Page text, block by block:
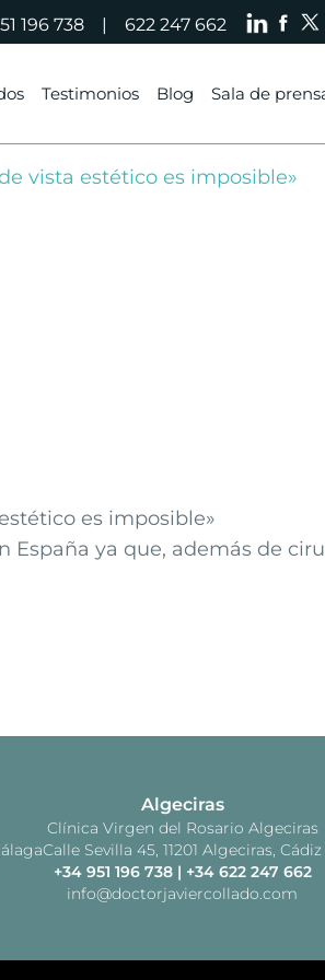
196 738 | 622 247 662
Testimonios Blog Sala de
vista estético es imposible»
es imposible»
España ya que, además de
Algeciras
Clínica Virgen del Rosario Algeciras
Calle Sevilla 45, 11201 Algeciras, Cádiz
+34 951 196 738 | +34 622 247 662
info@doctorjaviercollado.com